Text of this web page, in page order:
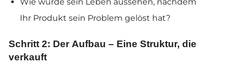
Ihr Produkt sein Problem gelöst hat?
Schritt 2: Der Aufbau – Eine Struktur, die
verkauft